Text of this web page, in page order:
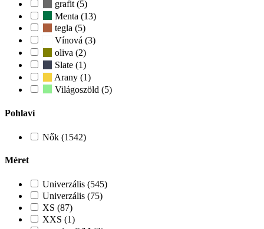
grafit (5)
Menta (13)
tegla (5)
Vínová (3)
oliva (2)
Slate (1)
Arany (1)
Világoszöld (5)
Pohlaví
Nők (1542)
Méret
Univerzális (545)
Univerzális (75)
XS (87)
XXS (1)